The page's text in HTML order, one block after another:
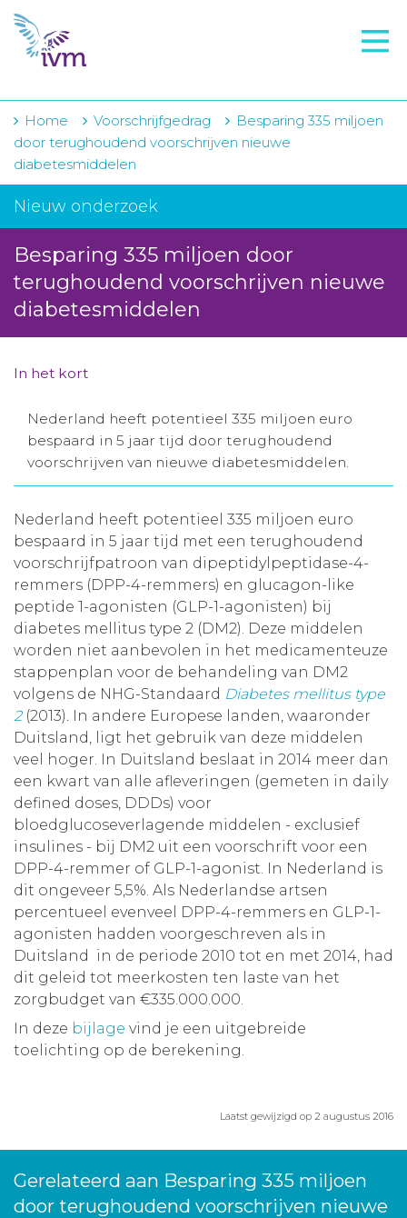
VMI
FTO voorbereiding
IVM-academie
Zorginstellingen
Projecten
Over IVM
Actueel
Aanmelden nieuwsbrief
Inloggen
Toegang leeromgeving
Home Voorschrijfgedrag
Besparing 335 miljoen
door terughoudend voorschrijven nieuwe
diabetesmiddelen
Nieuw onderzoek
Besparing 335 miljoen door
terughoudend voorschrijven nieuwe
diabetesmiddelen
In het kort
Nederland heeft potentieel 335 miljoen euro
bespaard in 5 jaar tijd door terughoudend
voorschrijven van nieuwe diabetesmiddelen.
Nederland heeft potentieel 335 miljoen euro
bespaard in 5 jaar tijd met een terughoudend
voorschrijfpatroon van dipeptidylpeptidase-4-
remmers (DPP-4-remmers) en glucagon-like
peptide 1-agonisten (GLP-1-agonisten) bij
diabetes mellitus type 2 (DM2). Deze middelen
worden niet aanbevolen in het medicamenteuze
stappenplan voor de behandeling van DM2
volgens de NHG-Standaard Diabetes mellitus type
2(2013). In andere Europese landen, waaronder
Duitsland, ligt het gebruik van deze middelen
veel hoger. In Duitsland beslaat in 2014 meer dan
een kwart van alle afleveringen (gemeten in daily
defined doses, DDDs) voor
bloedglucoseverlagende middelen - exclusief
insulines - bij DM2 uit een voorschrift voor een
DPP-4-remmer of GLP-1-agonist. In Nederland is
dit ongeveer 5,5%. Als Nederlandse artsen
percentueel evenveel DPP-4-remmers en GLP-1-
agonisten hadden voorgeschreven als in
Duitsland in de periode 2010 tot en met 2014, had
dit geleid tot meerkosten ten laste van het
zorgbudget van €335.000.000.
In deze bijlage vind je een uitgebreide
toelichting op de berekening.
Laatst gewijzigd op 2 augustus 2016
Gerelateerd aan Besparing 335 miljoen
door terughoudend voorschrijven nieuwe